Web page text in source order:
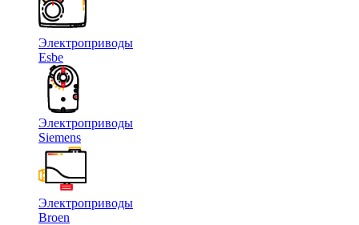
Электроприводы
Esbe
Электроприводы
Siemens
Электроприводы
Broen